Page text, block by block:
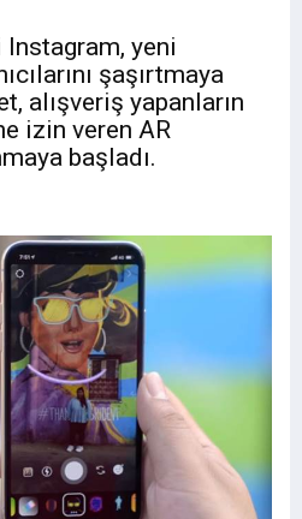
yeni
şaşırtmaya
alışveriş yapanların
izin veren AR
başladı.